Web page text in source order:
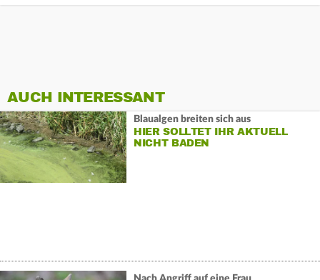
AUCH INTERESSANT
Blaualgen breiten sich aus
HIER SOLLTET IHR AKTUELL
NICHT BADEN